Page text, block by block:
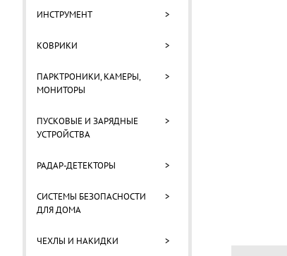
ИНСТРУМЕНТ >
КОВРИКИ >
ПАРКТРОНИКИ, КАМЕРЫ,
МОНИТОРЫ
>
ПУСКОВЫЕ И ЗАРЯДНЫЕ
УСТРОЙСТВА
>
РАДАР-ДЕТЕКТОРЫ >
СИСТЕМЫ БЕЗОПАСНОСТИ
ДЛЯ ДОМА
>
ЧЕХЛЫ И НАКИДКИ >